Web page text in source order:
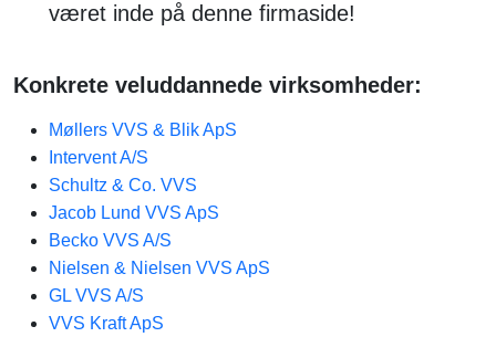
været inde på denne firmaside!
Konkrete veluddannede virksomheder:
Møllers VVS & Blik ApS
Intervent A/S
Schultz & Co. VVS
Jacob Lund VVS ApS
Becko VVS A/S
Nielsen & Nielsen VVS ApS
GL VVS A/S
VVS Kraft ApS